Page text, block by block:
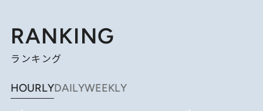
RANKING
ランキング
HOURLYDAILYWEEKLY